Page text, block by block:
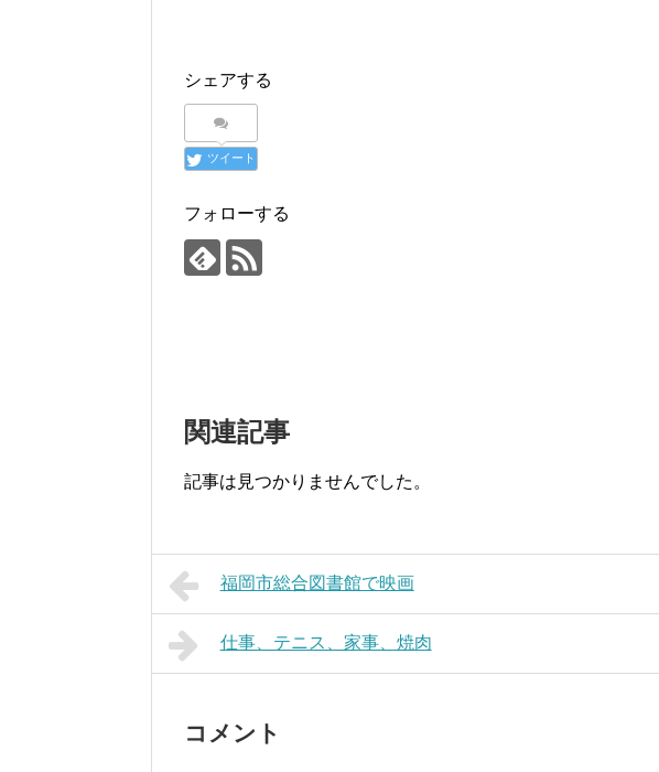
シェアする
ツイート
フォローする
関連記事
記事は見つかりませんでした。
福岡市総合図書館で映画
仕事、テニス、家事、焼肉
コメント